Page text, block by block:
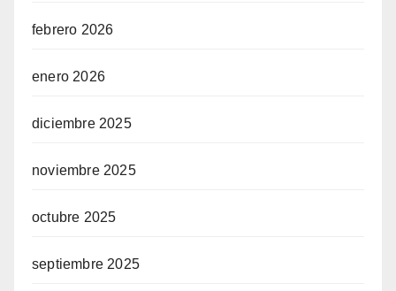
febrero 2026
enero 2026
diciembre 2025
noviembre 2025
octubre 2025
septiembre 2025